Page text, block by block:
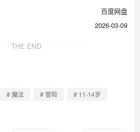
百度网盘
2026-03-09
THE END
# 魔法 # 冒险
# 11-14岁